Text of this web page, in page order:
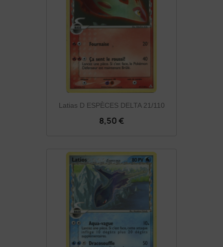
Latias D ESPÈCES DELTA 21/110
8,50 €